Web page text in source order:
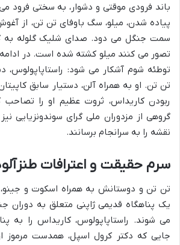
باند فرودی موقتی و دشوار، به سختی فرود
پیاده شدن، میلو، سگ باوفای تن تن، از
سمت جنگل می دود. صدای شلیک گلوله
تصور می کنند میلو کشته شده است. در ادامه
توطئه شوم آشکار می شود: راستاپاپولوس،
تن تن. او به همراه آلن، دستیار سابق
ربودن کاریداس، ثروت عظیم او را تصاحب
گروهی از مزدوران ملی گرای سوندونزیایی
نقشه را به سرانجام برسانند.
سرم حقیقت و اعترافات
تن تن و دوستانش به همراه اسکوت و جینو،
یک پناهگاه قدیمی ژاپنی متعلق به دوران
می شوند. راستاپاپولوس، کاریداس را به
جایی که دکتر کرول اسپل، همدست مرموز